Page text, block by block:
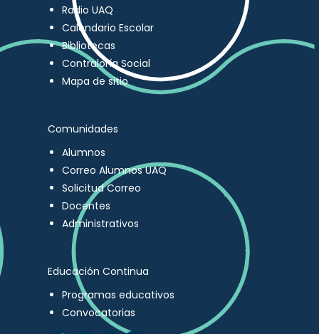
Radio UAQ
Calendario Escolar
Bibliotecas
Contraloría Social
Mapa de sitio
Comunidades
Alumnos
Correo Alumnos UAQ
Solicitud Correo
Docentes
Administrativos
Educación Continua
Programas educativos
Convocatorias